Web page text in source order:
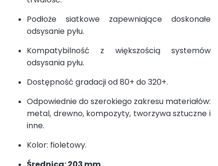
Podłoże siatkowe zapewniające doskonałe
odsysanie pyłu.
Kompatybilność z większością systemów
odsysania pyłu.
Dostępność gradacji od 80+ do 320+.
Odpowiednie do szerokiego zakresu materiałów:
metal, drewno, kompozyty, tworzywa sztuczne i
inne.
Kolor: fioletowy.